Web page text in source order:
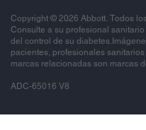
Copyright © 2026 Abbott. Todos
Consulte a su profesional
del control de su
pacientes, profesionales
marcas relacionadas son marcas
ADC-65016 V8